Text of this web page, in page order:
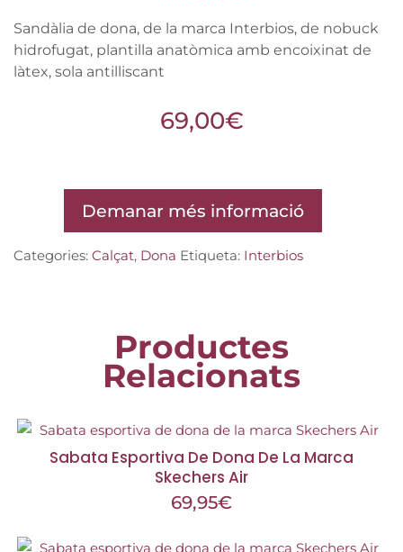
Sandàlia de dona, de la marca Interbios, de nobuck
hidrofugat, plantilla anatòmica amb encoixinat de
làtex, sola antilliscant
69,00€
Demanar més informació
Categories: Calçat, Dona Etiqueta: Interbios
Productes
Relacionats
Sabata Esportiva De Dona De La Marca
Skechers Air
69,95€